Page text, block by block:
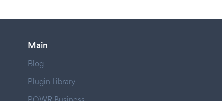
Main
Blog
Plugin Library